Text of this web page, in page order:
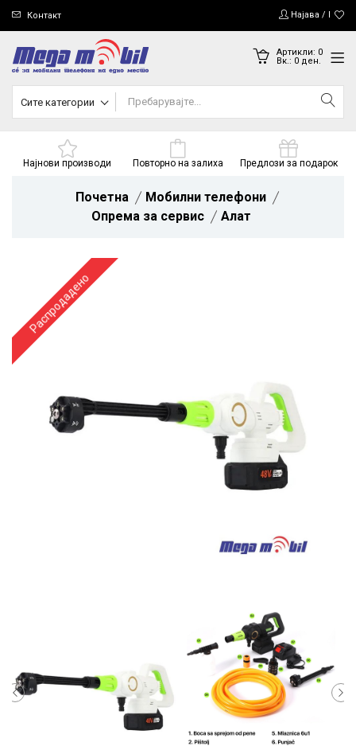
Контакт Најава /
Артикли: 0
Вк.: 0ден.
Сите категории
Најнови производи Повторно на залиха Предлози за подарок
Почетна
Мобилни телефони
Опрема за сервис
Алат
Распродадено